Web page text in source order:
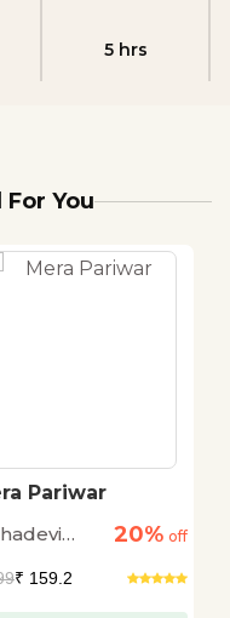
5 hrs
You
Pariwar
20% off
₹ 159.2